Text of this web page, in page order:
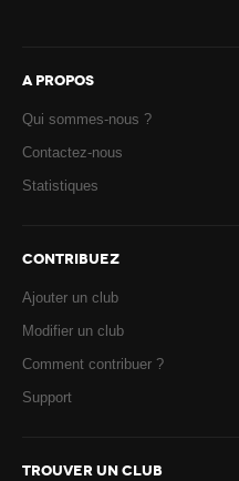
A PROPOS
Qui sommes-nous ?
Contactez-nous
Statistiques
CONTRIBUEZ
Ajouter un club
Modifier un club
Comment contribuer ?
Support
TROUVER UN CLUB